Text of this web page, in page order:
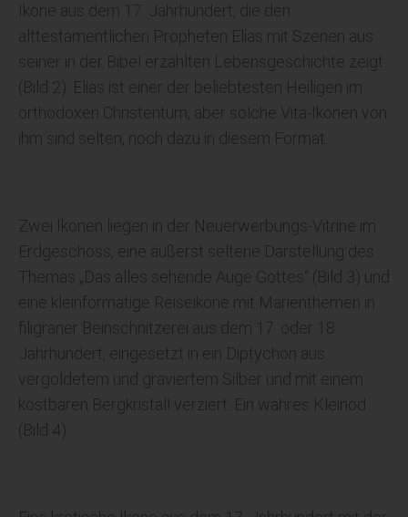
Ikone aus dem 17. Jahrhundert, die den
alttestamentlichen Propheten Elias mit Szenen aus
seiner in der Bibel erzählten Lebensgeschichte zeigt
(Bild 2). Elias ist einer der beliebtesten Heiligen im
orthodoxen Christentum, aber solche Vita-Ikonen von
ihm sind selten, noch dazu in diesem Format.
Zwei Ikonen liegen in der Neuerwerbungs-Vitrine im
Erdgeschoss, eine äußerst seltene Darstellung des
Themas „Das alles sehende Auge Gottes“ (Bild 3) und
eine kleinformatige Reiseikone mit Marienthemen in
filigraner Beinschnitzerei aus dem 17. oder 18.
Jahrhundert, eingesetzt in ein Diptychon aus
vergoldetem und graviertem Silber und mit einem
kostbaren Bergkristall verziert: Ein wahres Kleinod
(Bild 4).